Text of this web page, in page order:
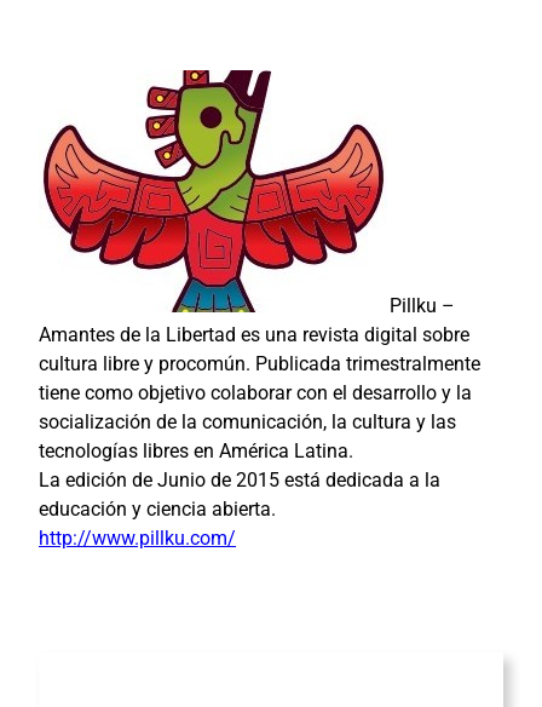
Pillku –
Amantes de la Libertad es una revista digital sobre
cultura libre y procomún. Publicada trimestralmente
tiene como objetivo colaborar con el desarrollo y la
socialización de la comunicación, la cultura y las
tecnologías libres en América Latina.
La edición de Junio de 2015 está dedicada a la
educación y ciencia abierta.
http://www.pillku.com/